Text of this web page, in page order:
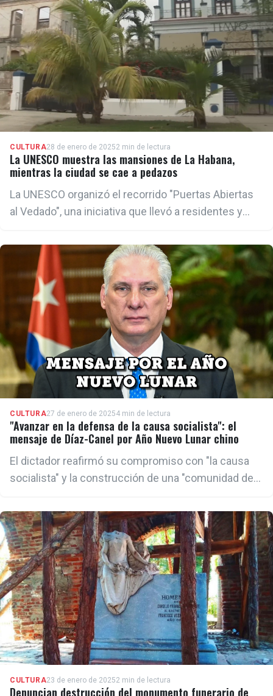
CULTURA28 de enero de 20252 min de lectura
La UNESCO muestra las mansiones de La Habana,
mientras la ciudad se cae a pedazos
La UNESCO organizó el recorrido "Puertas Abiertas
al Vedado", una iniciativa que llevó a residentes y
que definen este emblemático barrio
CULTURA27 de enero de 20254 min de lectura
"Avanzar en la defensa de la causa socialista": el
mensaje de Díaz-Canel por Año Nuevo Lunar chino
El dictador reafirmó su compromiso con "la causa
socialista" y la construcción de una "comunidad de
CULTURA23 de enero de 20252 min de lectura
Denuncian destrucción del monumento funerario de